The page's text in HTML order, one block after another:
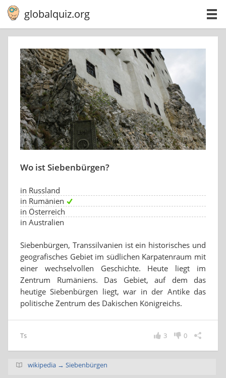
globalquiz.org
Wo ist Siebenbürgen?
in Russland
in Rumänien
in Österreich
in Australien
Siebenbürgen, Transsilvanien ist ein historisches und
geografisches Gebiet im südlichen Karpatenraum mit
einer wechselvollen Geschichte. Heute liegt im
Zentrum Rumäniens. Das Gebiet, auf dem das
heutige Siebenbürgen liegt, war in der Antike das
politische Zentrum des Dakischen Königreichs.
Ts 0
3
wikipedia → Siebenbürgen